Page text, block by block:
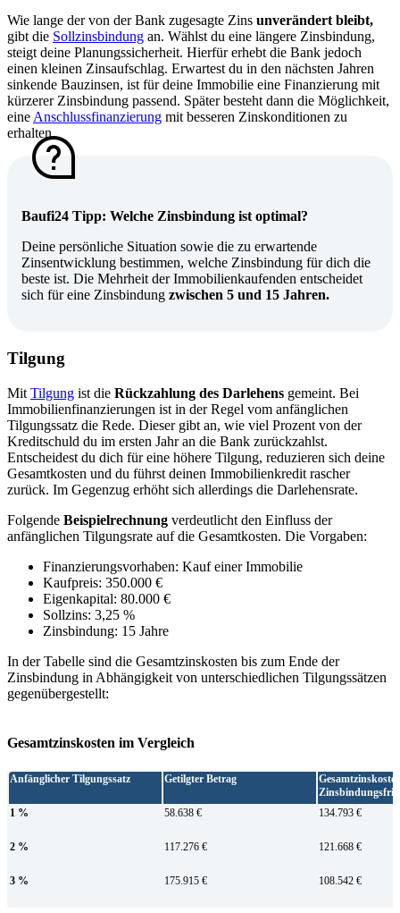
Wie lange der von der Bank zugesagte Zins unverändert bleibt,
gibt die Sollzinsbindung an. Wählst du eine längere Zinsbindung,
steigt deine Planungssicherheit. Hierfür erhebt die Bank jedoch
einen kleinen Zinsaufschlag. Erwartest du in den nächsten Jahren
sinkende Bauzinsen, ist für deine Immobilie eine Finanzierung mit
kürzerer Zinsbindung passend. Später besteht dann die Möglichkeit,
eine Anschlussfinanzierung mit besseren Zinskonditionen zu
erhalten.
Baufi24 Tipp: Welche Zinsbindung ist optimal?
Deine persönliche Situation sowie die zu erwartende
Zinsentwicklung bestimmen, welche Zinsbindung für dich die
beste ist. Die Mehrheit der Immobilienkaufenden entscheidet
sich für eine Zinsbindung zwischen 5 und 15 Jahren.
Tilgung
Mit Tilgung ist die Rückzahlung des Darlehens gemeint. Bei
Immobilienfinanzierungen ist in der Regel vom anfänglichen
Tilgungssatz die Rede. Dieser gibt an, wie viel Prozent von der
Kreditschuld du im ersten Jahr an die Bank zurückzahlst.
Entscheidest du dich für eine höhere Tilgung, reduzieren sich deine
Gesamtkosten und du führst deinen Immobilienkredit rascher
zurück. Im Gegenzug erhöht sich allerdings die Darlehensrate.
Folgende Beispielrechnung verdeutlicht den Einfluss der
anfänglichen Tilgungsrate auf die Gesamtkosten. Die Vorgaben:
Finanzierungsvorhaben: Kauf einer Immobilie
Kaufpreis: 350.000 €
Eigenkapital: 80.000 €
Sollzins: 3,25 %
Zinsbindung: 15 Jahre
In der Tabelle sind die Gesamtzinskosten bis zum Ende der
Zinsbindung in Abhängigkeit von unterschiedlichen Tilgungssätzen
gegenübergestellt:
Gesamtzinskosten im Vergleich
Anfänglicher Tilgungssatz Getilgter Betrag
1 %
58.638 € 134.793 €
2 % 117.276 € 121.668 €
3 % 175.915 € 108.542 €